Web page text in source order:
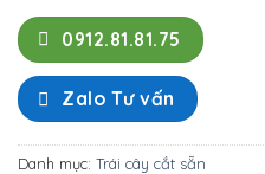
0912.81.81.75
Zalo Tư vấn
Danh mục: Trái cây cắt sẵn